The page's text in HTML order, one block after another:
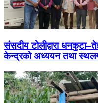
संसदीय टोलीद्वारा
केन्द्रको अध्ययन तथा